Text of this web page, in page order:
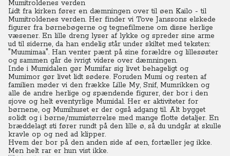
Mumitroldenes verden
Lidt fra kirken fører en dæmningen over til øen Kailo - til
Mumitroldenes verden. Her finder vi Tove Janssons elskede
figurer fra børnebøgerne og tegnefilmene om disse herlige
væsener. En lille dreng lyser af lykke og spreder sine arme
ud til siderne, da han endelig står under skiltet med teksten:
"Muumimaa". Han venter pænt på sine forældre og lillesøster
og sammen går de ivrigt videre over dæmningen.
Inde i Mumidalen gør Mumifar sig livet behageligt og
Mumimor gør livet lidt sødere. Foruden Mumi og resten af
familien møder vi den frække Lille My, Snif, Mumrikken og
alle de andre herlige og spændende figurer, der bor i den
sjove og helt eventyrlige Mumidal. Her er aktiviteter for
børnene, og Mumihuset er der også adgang til. Alt bygget
solidt og i børne/mumistørrelse med mange flotte detaljer. En
bræddelagt sti fører rundt på den lille ø, så du undgår at skulle
kravle op og ned ad klipper.
Hvem der bor på den anden side af øen, fortæller jeg ikke.
Men helt rar er hun vist ikke.